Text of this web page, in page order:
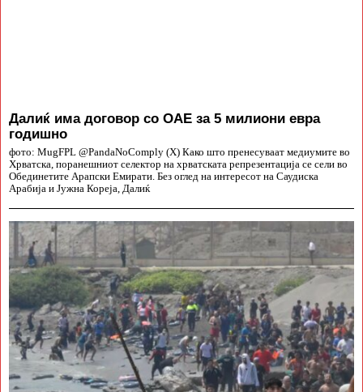
Далиќ има договор со ОАЕ за 5 милиони евра
годишно
фото: MugFPL @PandaNoComply (X) Како што пренесуваат медиумите во
Хрватска, поранешниот селектор на хрватската репрезентација се сели во
Обединетите Арапски Емирати. Без оглед на интересот на Саудиска
Арабија и Јужна Кореја, Далиќ